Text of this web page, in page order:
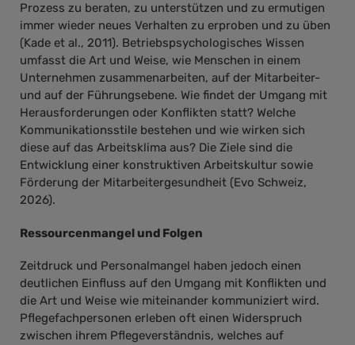
Prozess zu beraten, zu unterstützen und zu ermutigen
immer wieder neues Verhalten zu erproben und zu üben
(Kade et al., 2011). Betriebspsychologisches Wissen
umfasst die Art und Weise, wie Menschen in einem
Unternehmen zusammenarbeiten, auf der Mitarbeiter-
und auf der Führungsebene. Wie findet der Umgang mit
Herausforderungen oder Konflikten statt? Welche
Kommunikationsstile bestehen und wie wirken sich
diese auf das Arbeitsklima aus? Die Ziele sind die
Entwicklung einer konstruktiven Arbeitskultur sowie
Förderung der Mitarbeitergesundheit (Evo Schweiz,
2026).
Ressourcenmangel und Folgen
Zeitdruck und Personalmangel haben jedoch einen
deutlichen Einfluss auf den Umgang mit Konflikten und
die Art und Weise wie miteinander kommuniziert wird.
Pflegefachpersonen erleben oft einen Widerspruch
zwischen ihrem Pflegeverständnis, welches auf